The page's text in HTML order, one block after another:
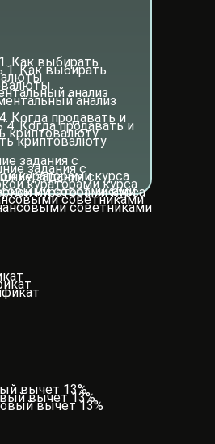
Как выбирать
анализ
Когда продавать и
криптовалюту
задания с
кураторами курса
советниками
вычет 13%
1. Как выбирать
анализ
4. Когда продавать и
криптовалюту
задания с
кураторами курса
советниками
вычет 13%
задания с
кураторами курса
советниками
вычет 13%